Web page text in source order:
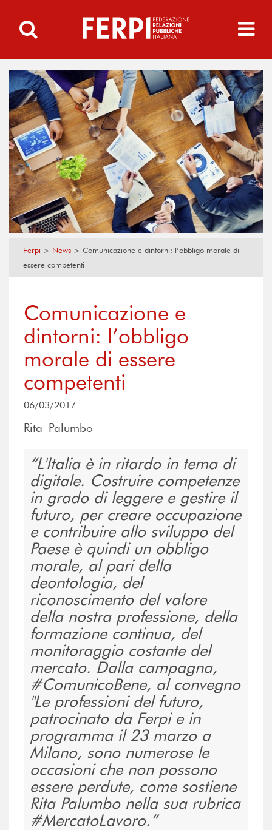
Ferpi > News > Comunicazione e dintorni: l’obbligo morale di
essere competenti
Comunicazione e
dintorni: l’obbligo
morale di essere
competenti
06/03/2017
Rita_Palumbo
L'Italia è in ritardo in tema di
digitale. Costruire competenze
in grado di leggere e gestire il
futuro, per creare occupazione
e contribuire allo sviluppo del
Paese è quindi un obbligo
morale, al pari della
deontologia, del
riconoscimento del valore
della nostra professione, della
formazione continua, del
monitoraggio costante del
mercato. Dalla campagna,
#ComunicoBene, al convegno
"Le professioni del futuro,
patrocinato da Ferpi e in
programma il 23 marzo a
Milano, sono numerose le
occasioni che non possono
essere perdute, come sostiene
Rita Palumbo nella sua rubrica
#MercatoLavoro.